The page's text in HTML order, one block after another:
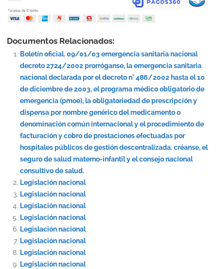
Documentos Relacionados:
Boletín oficial. 09/01/03 emergencia sanitaria nacional
decreto 2724/2002 prorróganse, la emergencia sanitaria
nacional declarada por el decreto n° 486/2002 hasta el 10
de diciembre de 2003, el programa médico obligatorio de
emergencia (pmoe), la obligatoriedad de prescripción y
dispensa por nombre genérico del medicamento o
denominación común internacional y el procedimiento de
facturación y cobro de prestaciones efectuadas por
hospitales públicos de gestión descentralizada. créanse, el
seguro de salud materno-infantil y el consejo nacional
consultivo de salud.
Legislación nacional
Legislación nacional
Legislación nacional
Legislación nacional
Legislación nacional
Legislación nacional
Legislación nacional
Legislación nacional